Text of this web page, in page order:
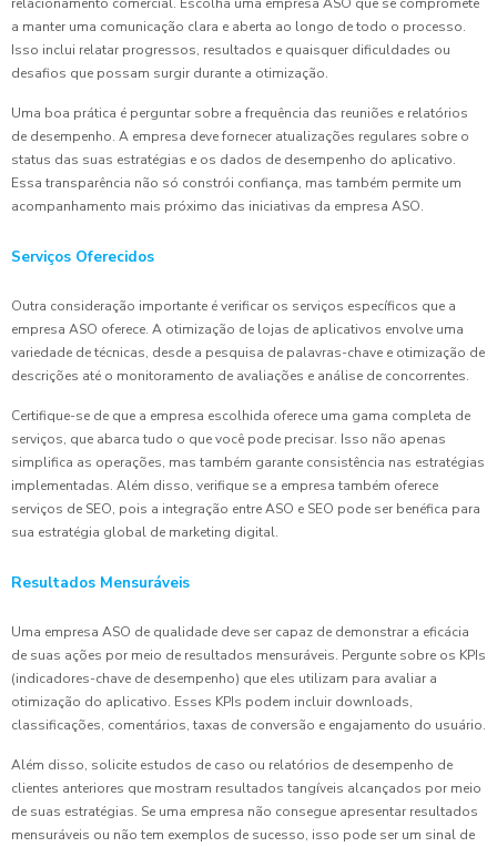
a manter uma comunicação clara e aberta ao longo de todo o processo.
Isso inclui relatar progressos, resultados e quaisquer dificuldades ou
desafios que possam surgir durante a otimização.
Uma boa prática é perguntar sobre a frequência das reuniões e relatórios
de desempenho. A empresa deve fornecer atualizações regulares sobre o
status das suas estratégias e os dados de desempenho do aplicativo.
Essa transparência não só constrói confiança, mas também permite um
acompanhamento mais próximo das iniciativas da empresa ASO.
Serviços Oferecidos
Outra consideração importante é verificar os serviços específicos que a
empresa ASO oferece. A otimização de lojas de aplicativos envolve uma
variedade de técnicas, desde a pesquisa de palavras-chave e otimização de
descrições até o monitoramento de avaliações e análise de concorrentes.
Certifique-se de que a empresa escolhida oferece uma gama completa de
serviços, que abarca tudo o que você pode precisar. Isso não apenas
simplifica as operações, mas também garante consistência nas estratégias
implementadas. Além disso, verifique se a empresa também oferece
serviços de SEO, pois a integração entre ASO e SEO pode ser benéfica para
sua estratégia global de marketing digital.
Resultados Mensuráveis
Uma empresa ASO de qualidade deve ser capaz de demonstrar a eficácia
de suas ações por meio de resultados mensuráveis. Pergunte sobre os KPIs
(indicadores-chave de desempenho) que eles utilizam para avaliar a
otimização do aplicativo. Esses KPIs podem incluir downloads,
classificações, comentários, taxas de conversão e engajamento do usuário.
Além disso, solicite estudos de caso ou relatórios de desempenho de
clientes anteriores que mostram resultados tangíveis alcançados por meio
de suas estratégias. Se uma empresa não consegue apresentar resultados
mensuráveis ou não tem exemplos de sucesso, isso pode ser um sinal de